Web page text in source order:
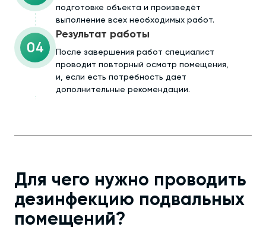
подготовке объекта и произведёт
выполнение всех необходимых работ.
04
Результат работы
После завершения работ специалист
проводит повторный осмотр помещения,
и, если есть потребность дает
дополнительные рекомендации.
Для чего нужно проводить
дезинфекцию подвальных
помещений?